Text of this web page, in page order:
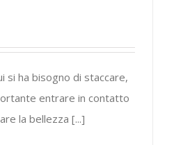
si ha bisogno di staccare,
entrare in contatto
la bellezza [...]